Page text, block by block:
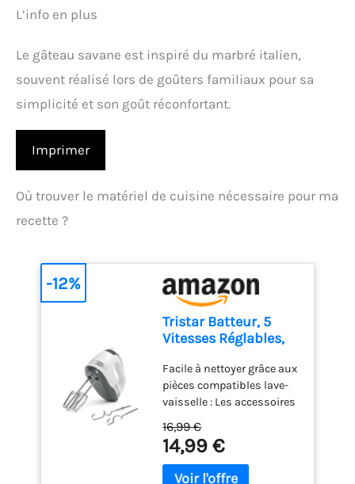
L’info en plus
Le gâteau savane est inspiré du marbré italien,
souvent réalisé lors de goûters familiaux pour sa
simplicité et son goût réconfortant.
Imprimer
Où trouver le matériel de cuisine nécessaire pour ma
recette ?
Tristar Batteur, 5
Vitesses Réglables,
Ergonomique, Fouets
et Crochets Inox,
Pièces Compatibles
Lave-Vaisselle, Sans
BPA, Compact et
Pratique, Avec
Bouton Éjecteur, MX-
Facile à nettoyer grâce aux
pièces compatibles lave-
vaisselle : Les accessoires
comme les crochets et
fouets, sont détachables
et lavables au lave-
16,99 €
14,99 €
-12%